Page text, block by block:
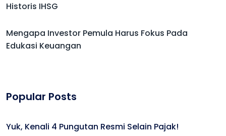
Historis IHSG
Mengapa Investor Pemula Harus Fokus Pada
Edukasi Keuangan
Popular Posts
Yuk, Kenali 4 Pungutan Resmi Selain Pajak!